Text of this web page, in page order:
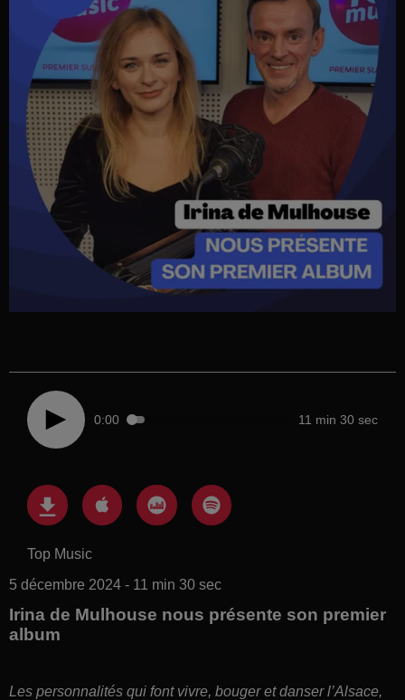
0:00 11 min 30 sec
Top Music
5 décembre 2024 - 11 min 30 sec
Irina de Mulhouse nous présente son premier
album
Les personnalités qui font vivre, bouger et danser l’Alsace,